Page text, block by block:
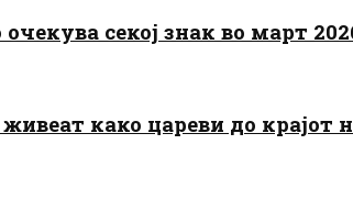
секој знак во март
како цареви до